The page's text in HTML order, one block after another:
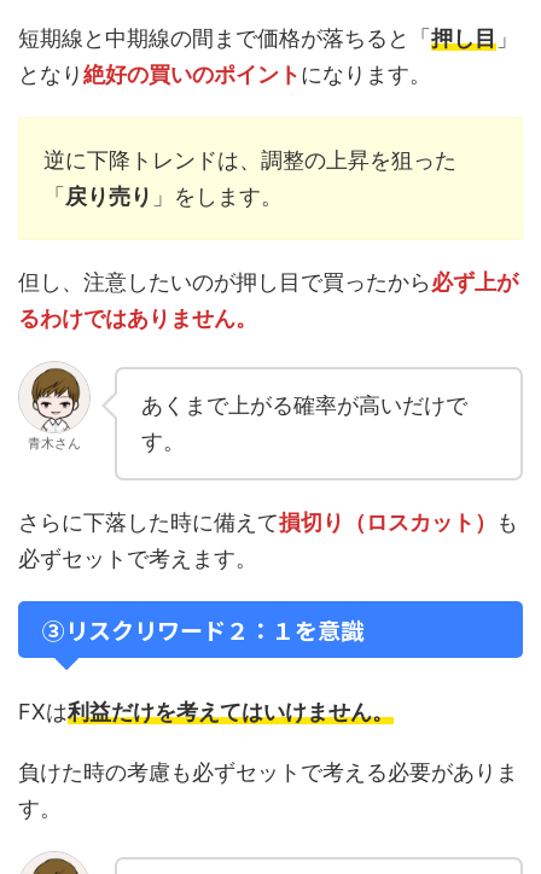
短期線と中期線の間まで価格が落ちると「 押し目 」
となり絶好の買いのポイントになります。
逆に下降トレンドは、調整の上昇を狙った
「 戻り売り 」をします。
但し、注意したいのが押し目で買ったから必ず上が
るわけではありません。
青木さん
あくまで上がる確率が高いだけで
す。
さらに下落した時に備えて損切り（ロスカット）
も
必ずセットで考えます。
③リスクリワード２：１を意識
FXは利益だけを考えてはいけません。
負けた時の考慮も必ずセットで考える必要がありま
す。